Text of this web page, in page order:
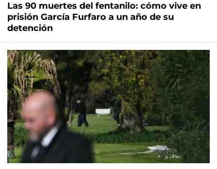
Las 90 muertes del fentanilo: cómo vive en
prisión García Furfaro a un año de su
detención